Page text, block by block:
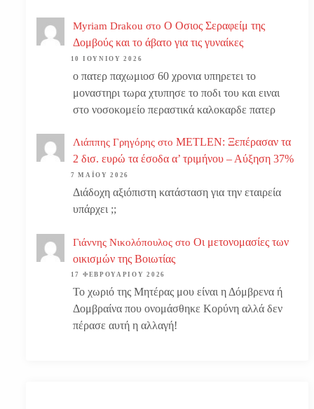
Myriam Drakou στο Ο Οσιος Σεραφείμ της
Δομβούς και το άβατο για τις γυναίκες
10 ΙΟΥΝΊΟΥ 2026
ο πατερ παχωμιοσ 60 χρονια υπηρετει το
μοναστηρι τωρα χτυπησε το ποδι του και ειναι
στο νοσοκομείο περαστικά καλοκαρδε πατερ
Λιάππης Γρηγόρης στο METLEN: Ξεπέρασαν τα
2 δισ. ευρώ τα έσοδα α’ τριμήνου – Αύξηση 37%
7 ΜΑΪ́ΟΥ 2026
Διάδοχη αξιόπιστη κατάσταση για την εταιρεία
υπάρχει ;;
Γιάννης Νικολόπουλος στο Οι μετονομασίες των
οικισμών της Βοιωτίας
17 ΦΕΒΡΟΥΑΡΊΟΥ 2026
Το χωριό της Μητέρας μου είναι η Δόμβρενα ή
Δομβραίνα που ονομάσθηκε Κορύνη αλλά δεν
πέρασε αυτή η αλλαγή!